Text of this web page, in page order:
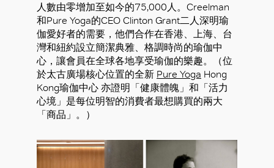
人數由零增加至如今的75,000人。Creelman
和Pure Yoga的CEO Clinton Grant二人深明瑜
伽愛好者的需要，他們合作在香港、上海、台
灣和紐約設立簡潔典雅、格調時尚的瑜伽中
心，讓會員在全球各地享受瑜伽的樂趣。（位
於太古廣場核心位置的全新 Pure Yoga Hong
Kong瑜伽中心 亦證明「健康體魄」和「活力
心境」是每位明智的消費者最想購買的兩大
「商品」。）